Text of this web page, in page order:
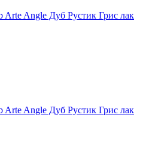
Arte Angle Дуб Рустик Грис лак
Arte Angle Дуб Рустик Грис лак